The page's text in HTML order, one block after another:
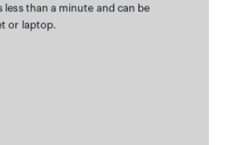
less than a minute and can be
or laptop.